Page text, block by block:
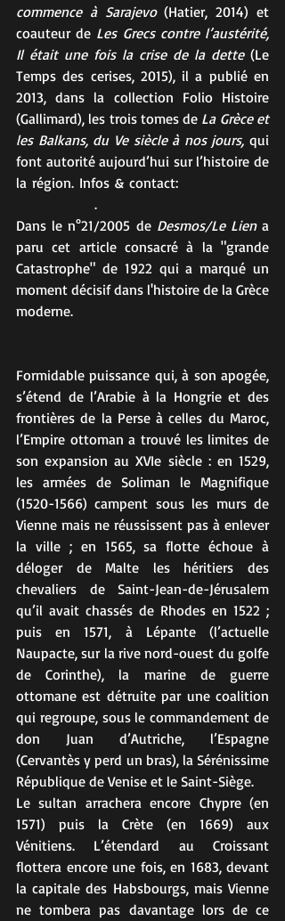
commence à Sarajevo (Hatier, 2014) et
coauteur de Les Grecs contre l’austérité,
Il était une fois la crise de la dette (Le
Temps des cerises, 2015), il a publié en
2013, dans la collection Folio Histoire
(Gallimard), les trois tomes de La Grèce et
les Balkans, du Ve siècle à nos jours, qui
font autorité aujourd’hui sur l’histoire de
la région. Infos & contact:
.
Dans le n°21/2005 de Desmos/Le Lien a
paru cet article consacré à la "grande
Catastrophe" de 1922 qui a marqué un
moment décisif dans l'histoire de la Grèce
moderne.
Formidable puissance qui, à son apogée,
s’étend de l’Arabie à la Hongrie et des
frontières de la Perse à celles du Maroc,
l’Empire ottoman a trouvé les limites de
son expansion au XVIe siècle : en 1529,
les armées de Soliman le Magnifique
(1520-1566) campent sous les murs de
Vienne mais ne réussissent pas à enlever
la ville ; en 1565, sa flotte échoue à
déloger de Malte les héritiers des
chevaliers de Saint-Jean-de-Jérusalem
qu’il avait chassés de Rhodes en 1522 ;
puis en 1571, à Lépante (l’actuelle
Naupacte, sur la rive nord-ouest du golfe
de Corinthe), la marine de guerre
ottomane est détruite par une coalition
qui regroupe, sous le commandement de
don Juan d’Autriche, l’Espagne
(Cervantès y perd un bras), la Sérénissime
République de Venise et le Saint-Siège.
Le sultan arrachera encore Chypre (en
1571) puis la Crète (en 1669) aux
Vénitiens. L’étendard au Croissant
flottera encore une fois, en 1683, devant
la capitale des Habsbourgs, mais Vienne
ne tombera pas davantage lors de ce